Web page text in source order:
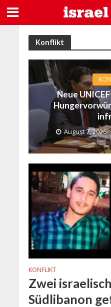
Konflikt
Neue
August 7, 2026
KONFLIKT
Zwei
Südlibanon